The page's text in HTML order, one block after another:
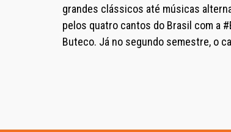
grandes clássicos até músicas
pelos quatro cantos do Brasil com a
Buteco. Já no segundo semestre, o